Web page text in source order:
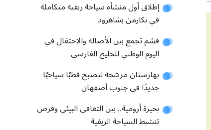
إطلاق أول منشأة سياحة ريفية متكاملة
في نكارمن بشاهرود
قشم تجمع بين الأصالة والاحتفال في
اليوم الوطني للخليج الفارسي
بهارستان مرشحة لتصبح قطبًا سياحيًا
جديدًا في جنوب أصفهان
بحيرة أرومية.. بين التعافي البيئي وفرص
تنشيط السياحة الريفية